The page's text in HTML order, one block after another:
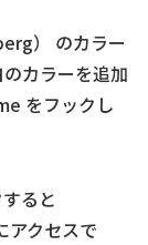
） のカラー
カラーを追加
をフックし
ると
クセスで